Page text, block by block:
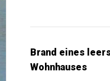
Brand eines
Wohnhauses